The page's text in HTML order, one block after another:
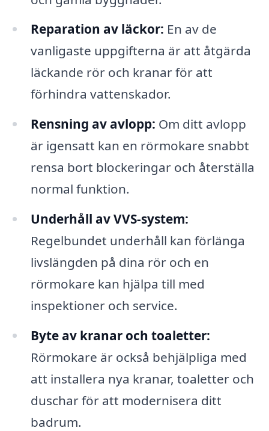
Reparation av läckor: En av de
vanligaste uppgifterna är att åtgärda
läckande rör och kranar för att
förhindra vattenskador.
Rensning av avlopp: Om ditt avlopp
är igensatt kan en rörmokare snabbt
rensa bort blockeringar och återställa
normal funktion.
Underhåll av VVS-system:
Regelbundet underhåll kan förlänga
livslängden på dina rör och en
rörmokare kan hjälpa till med
inspektioner och service.
Byte av kranar och toaletter:
Rörmokare är också behjälpliga med
att installera nya kranar, toaletter och
duschar för att modernisera ditt
badrum.